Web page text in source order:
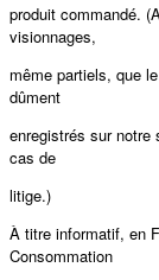
produit commandé.
visionnages,
même partiels, que
dûment
enregistrés sur notre
cas de
litige.)
À titre informatif, en
Consommation